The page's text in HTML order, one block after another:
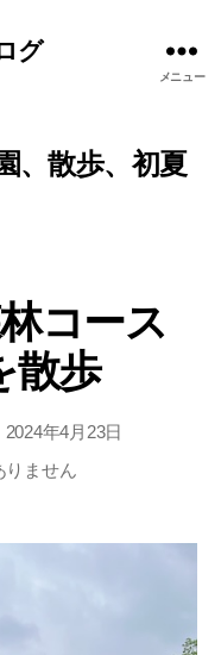
グ
メニュー
、散歩、初夏
コース
散歩
2024年4月23日
りません